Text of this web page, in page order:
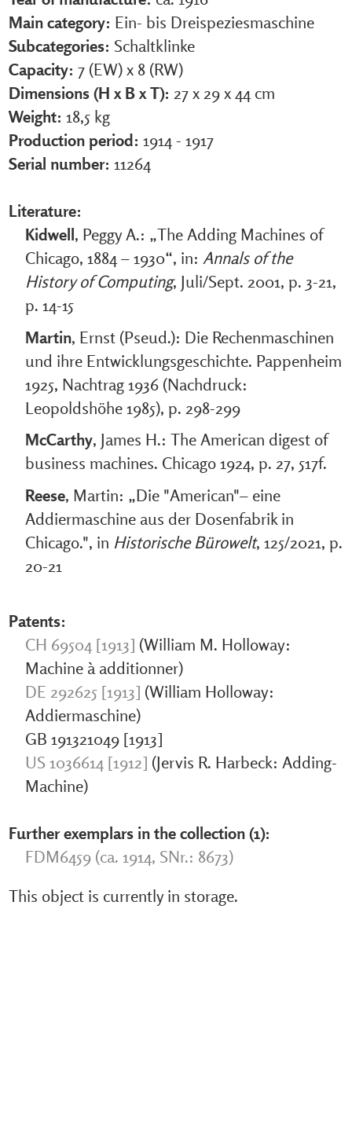
Main category: Ein- bis Dreispeziesmaschine
Subcategories: Schaltklinke
Capacity: 7 (EW) x 8 (RW)
Dimensions (H x B x T): 27 x 29 x 44 cm
Weight: 18,5 kg
Production period: 1914 - 1917
Serial number: 11264
Literature:
Kidwell, Peggy A.: „The Adding Machines of
Chicago, 1884 – 1930“, in: Annals of the
History of Computing, Juli/Sept. 2001, p. 3-21,
p. 14-15
Martin, Ernst (Pseud.): Die Rechenmaschinen
und ihre Entwicklungsgeschichte. Pappenheim
1925, Nachtrag 1936 (Nachdruck:
Leopoldshöhe 1985), p. 298-299
McCarthy, James H.: The American digest of
business machines. Chicago 1924, p. 27, 517f.
Reese, Martin: „Die "American"– eine
Addiermaschine aus der Dosenfabrik in
Chicago.", in Historische Bürowelt, 125/2021, p.
20-21
Patents:
CH 69504 [1913] (William M. Holloway:
Machine à additionner)
DE 292625 [1913] (William Holloway:
Addiermaschine)
GB 191321049 [1913]
US 1036614 [1912] (Jervis R. Harbeck: Adding-
Machine)
Further exemplars in the collection (1):
FDM6459 (ca. 1914, SNr.: 8673)
This object is currently in storage.